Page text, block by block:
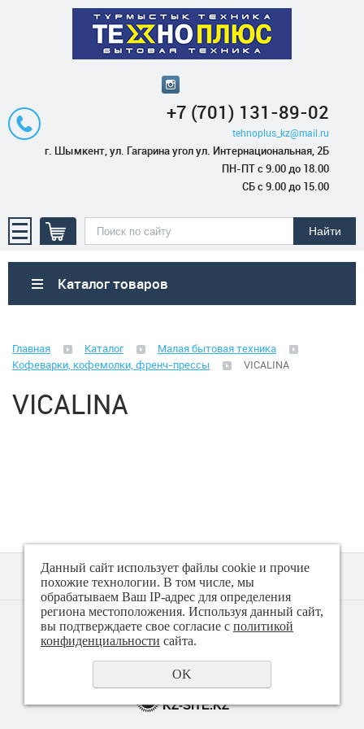
+7 (701) 131-89-02
tehnoplus_kz@mail.ru
г. Шымкент, ул. Гагарина угол ул. Интернациональная, 2Б
ПН-ПТ с 9.00 до 18.00
СБ с 9.00 до 15.00
Каталог товаров
Климатическая техника
Малая бытовая техника
Весы (напольные)
Гладильные системы, доски
Главная Каталог
Малая бытовая техника
Кофеварки, кофемолки, френч-прессы
VICALINA
VICALINA
© 2018 - 2026 Техно плюс
Политика конфиденциальности
KZ-SITE.KZ
Данный сайт использует файлы cookie и прочие
похожие технологии. В том числе, мы
обрабатываем Ваш IP-адрес для определения
региона местоположения. Используя данный сайт,
вы подтверждаете свое согласие с политикой
конфиденциальности сайта.
OK